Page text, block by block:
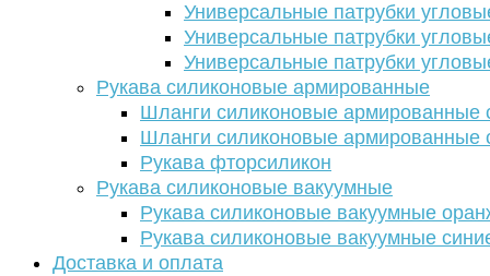
Универсальные патрубки
Универсальные патрубки
Универсальные патрубки
Рукава силиконовые армированные
Шланги силиконовые армированные
Шланги силиконовые армированные
Рукава фторсиликон
Рукава силиконовые вакуумные
Рукава силиконовые вакуумные
Рукава силиконовые вакуумные
Доставка и оплата